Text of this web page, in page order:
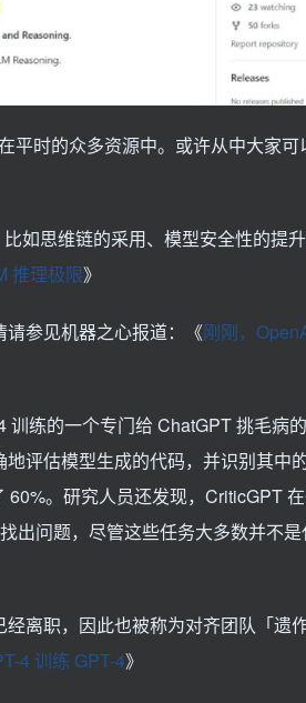
时的众多资源中。或许从中大家
如思维链的采用、模型安全性的提
推理极限》
参见机器之心报道：《刚刚，
练的一个专门给 ChatGPT 挑毛病
评估模型生成的代码，并识别其中
。研究人员还发现，CriticGPT
出问题，尽管这些任务大多数并不
离职，因此也被称为对齐团队「遗
4 训练 GPT-4》